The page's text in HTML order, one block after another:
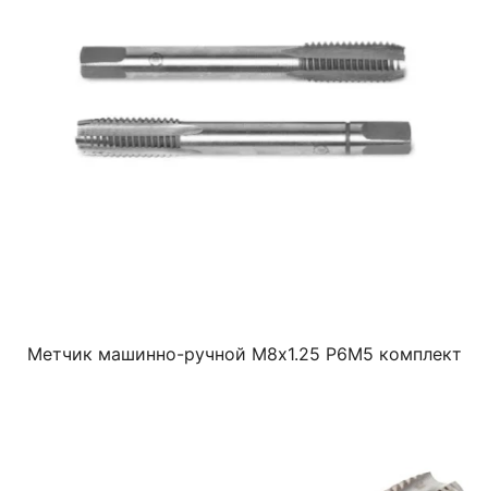
Метчик машинно-ручной М8х1.25 Р6М5 комплект